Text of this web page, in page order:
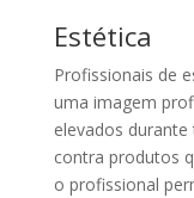
Estética
Profissionais de
uma imagem
elevados
contra produtos
o profissional